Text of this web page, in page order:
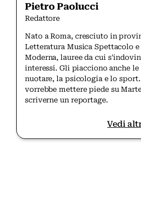
Pietro Paolucci
Redattore
Nato a Roma, cresciuto in
Letteratura Musica Spettacolo
Moderna, lauree da cui
interessi. Gli piacciono anche le
nuotare, la psicologia e lo
vorrebbe mettere piede su
scriverne un reportage.
Vedi